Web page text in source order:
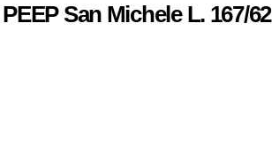
San Michele L. 167/62